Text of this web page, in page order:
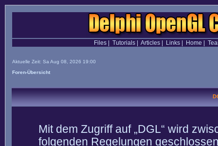
Files| Tutorials| Articles| Links| Home
Aktuelle Zeit: Sa Aug 08, 2026 19:00
Foren-Übersicht
Mit dem Zugriff auf „DGL“ wird
folgenden Regelungen